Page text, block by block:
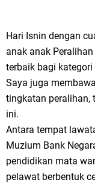
Hari Isnin dengan
anak anak
terbaik bagi
Saya juga
tingkatan peralihan,
ini.
Antara tempat
Muzium Bank
pendidikan mata
pelawat berbentuk